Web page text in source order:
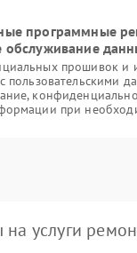
программные
обслуживание
прошивок и
пользовательскими
при
услуги